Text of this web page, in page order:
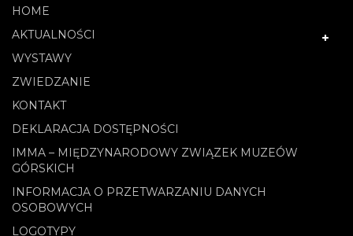
HOME
AKTUALNOŚCI
WYSTAWY
ZWIEDZANIE
KONTAKT
DEKLARACJA DOSTĘPNOŚCI
IMMA – MIĘDZYNARODOWY ZWIĄZEK MUZEÓW
GÓRSKICH
INFORMACJA O PRZETWARZANIU DANYCH
OSOBOWYCH
LOGOTYPY